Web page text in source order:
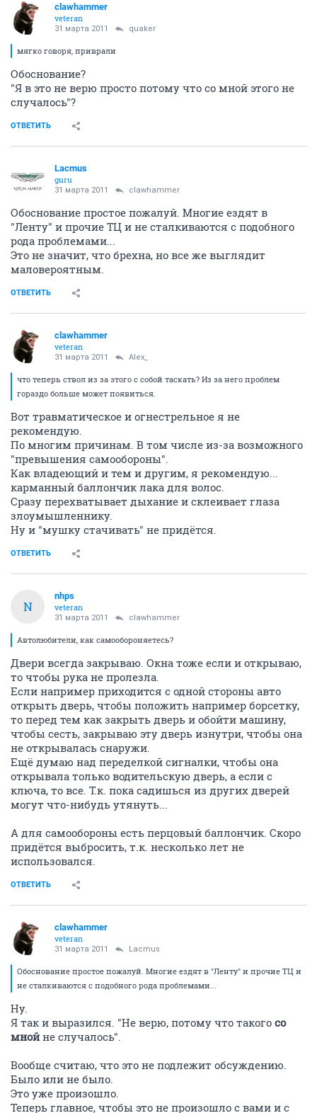
clawhammer
veteran
31 марта 2011 quaker
мягко говоря, приврали
Обоснование?
"Я в это не верю просто потому что со мной этого не
случалось"?
ОТВЕТИТЬ
Lacmus
guru
31 марта 2011 clawhammer
Обоснование простое пожалуй. Многие ездят в
"Ленту" и прочие ТЦ и не сталкиваются с подобного
рода проблемами...
Это не значит, что брехна, но все же выглядит
маловероятным.
ОТВЕТИТЬ
clawhammer
veteran
31 марта 2011 Alex_
что теперь ствол из за этого с собой таскать? Из за него проблем
гораздо больше может появиться.
Вот травматическое и огнестрельное я не
рекомендую.
По многим причинам. В том числе из-за возможного
"превышения самообороны".
Как владеющий и тем и другим, я рекомендую...
карманный баллончик лака для волос.
Сразу перехватывает дыхание и склеивает глаза
злоумышленнику.
Ну и "мушку стачивать" не придётся.
ОТВЕТИТЬ
N
nhps
veteran
31 марта 2011 clawhammer
Автолюбители, как самообороняетесь?
Двери всегда закрываю. Окна тоже если и открываю,
то чтобы рука не пролезла.
Если например приходится с одной стороны авто
открыть дверь, чтобы положить например борсетку,
то перед тем как закрыть дверь и обойти машину,
чтобы сесть, закрываю эту дверь изнутри, чтобы она
не открывалась снаружи.
Ещё думаю над переделкой сигналки, чтобы она
открывала только водительскую дверь, а если с
ключа, то все. Т.к. пока садишься из других дверей
могут что-нибудь утянуть...
А для самообороны есть перцовый баллончик. Скоро
придётся выбросить, т.к. несколько лет не
использовался.
ОТВЕТИТЬ
clawhammer
veteran
31 марта 2011 Lacmus
Обоснование простое пожалуй. Многие ездят в "Ленту" и прочие ТЦ и
не сталкиваются с подобного рода проблемами...
Ну.
Я так и выразился. "Не верю, потому что такого со
мнойне случалось".
Вообще считаю, что это не подлежит обсуждению.
Было или не было.
Это уже произошло.
Теперь главное, чтобы это не произошло с вами и с